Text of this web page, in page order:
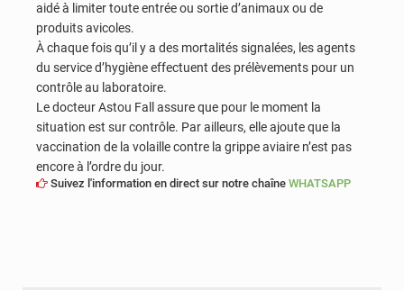
aidé à limiter toute entrée ou sortie d’animaux ou de
produits avicoles.
À chaque fois qu’il y a des mortalités signalées, les agents
du service d’hygiène effectuent des prélèvements pour un
contrôle au laboratoire.
Le docteur Astou Fall assure que pour le moment la
situation est sur contrôle. Par ailleurs, elle ajoute que la
vaccination de la volaille contre la grippe aviaire n’est pas
encore à l’ordre du jour.
Suivez l'information en direct sur notre chaîne WHATSAPP